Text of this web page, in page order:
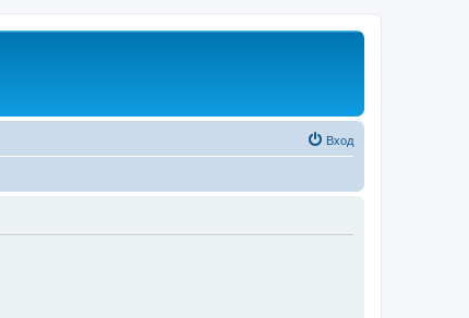
Вход